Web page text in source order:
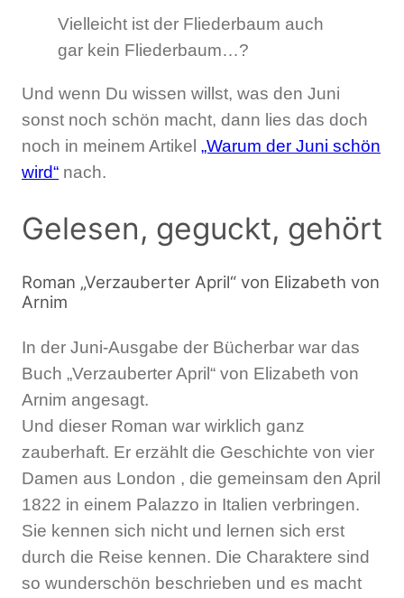
Vielleicht ist der Fliederbaum auch
gar kein Fliederbaum…?
Und wenn Du wissen willst, was den Juni
sonst noch schön macht, dann lies das doch
noch in meinem Artikel „Warum der Juni schön
wird“ nach.
Gelesen, geguckt, gehört
Roman „Verzauberter April“ von Elizabeth von
Arnim
In der Juni-Ausgabe der Bücherbar war das
Buch „Verzauberter April“ von Elizabeth von
Arnim angesagt.
Und dieser Roman war wirklich ganz
zauberhaft. Er erzählt die Geschichte von vier
Damen aus London , die gemeinsam den April
1822 in einem Palazzo in Italien verbringen.
Sie kennen sich nicht und lernen sich erst
durch die Reise kennen. Die Charaktere sind
so wunderschön beschrieben und es macht